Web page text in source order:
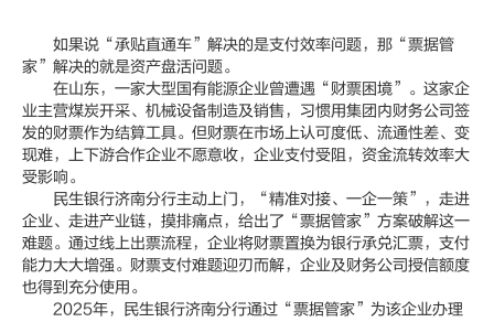
如果说“承贴直通车”解决的是支付效率问题，那“票据管
家”解决的就是资产盘活问题。
在山东，一家大型国有能源企业曾遭遇“财票困境”。这家企
业主营煤炭开采、机械设备制造及销售，习惯用集团内财务公司签
发的财票作为结算工具。但财票在市场上认可度低、流通性差、变
现难，上下游合作企业不愿意收，企业支付受阻，资金流转效率大
受影响。
民生银行济南分行主动上门，“精准对接、一企一策”，走进
企业、走进产业链，摸排痛点，给出了“票据管家”方案破解这一
难题。通过线上出票流程，企业将财票置换为银行承兑汇票，支付
能力大大增强。财票支付难题迎刃而解，企业及财务公司授信额度
也得到充分使用。
2025年，民生银行济南分行通过“票据管家”为该企业办理